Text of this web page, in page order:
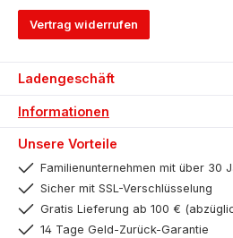
Vertrag widerrufen
Ladengeschäft
Informationen
Unsere Vorteile
Familienunternehmen mit über 30
Sicher mit SSL-Verschlüsselung
Gratis Lieferung ab 100 €
14 Tage Geld-Zurück-Garantie